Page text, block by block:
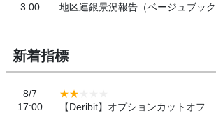
3:00
地区連銀景況報告（ベージュブック
新着指標
8/7
17:00
【Deribit】オプションカットオフ